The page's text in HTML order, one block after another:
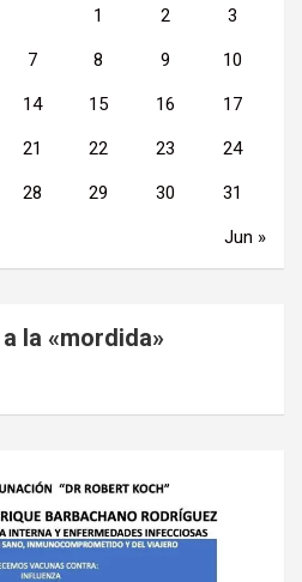
1 2 3
7 8 9 10
14 15 16 17
21 22 23 24
28 29 30 31
Jun »
la «mordida»